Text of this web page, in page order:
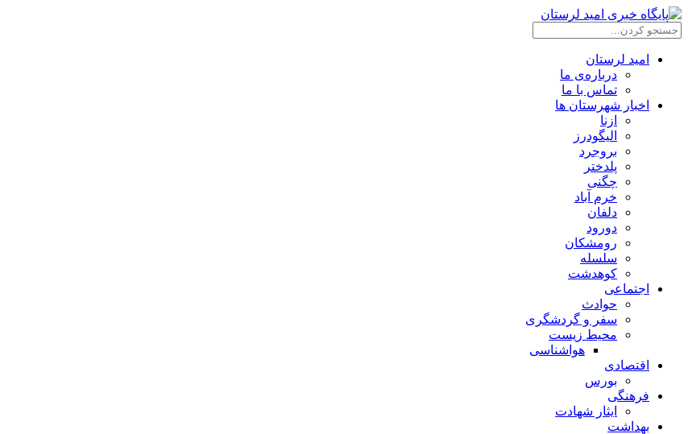
امید لرستان
درباره‌ی ما
تماس با ما
اخبار شهرستان ها
ازنا
الیگودرز
بروجرد
پلدختر
چگنی
خرم آباد
دلفان
دورود
رومشکان
سلسله
کوهدشت
اجتماعی
حوادث
سفر و گردشگری
محیط زیست
هواشناسی
اقتصادی
بورس
فرهنگی
ایثار شهادت
بهداشت